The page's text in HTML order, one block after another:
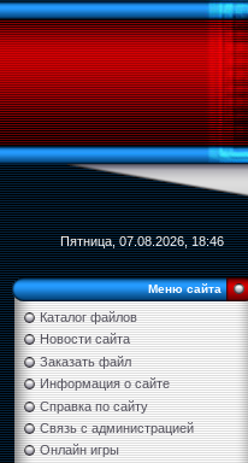
Пятница, 07.08.2026, 18:46
Меню сайта
Каталог файлов
Новости сайта
Заказать файл
Информация о сайте
Справка по сайту
Связь с администрацией
Онлайн игры